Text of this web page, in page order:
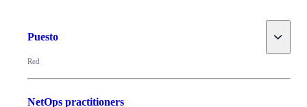
Puesto Toggle
Red
NetOps practitioners